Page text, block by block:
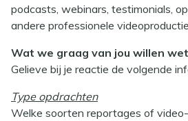
podcasts, webinars, testimonials,
andere professionele
Wat we graag van jou willen
Gelieve bij je reactie de volgende
Type opdrachten
Welke soorten reportages of